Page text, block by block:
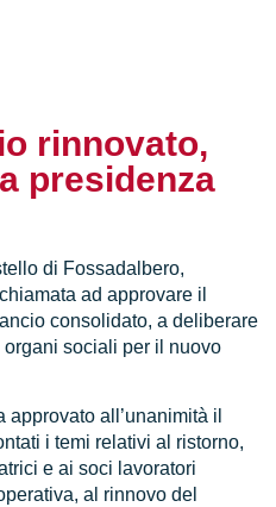
rinnovato,
presidenza
di Fossadalbero,
ad approvare il
consolidato, a deliberare
sociali per il nuovo
approvato all’unanimità il
i temi relativi al ristorno,
e ai soci lavoratori
al rinnovo del